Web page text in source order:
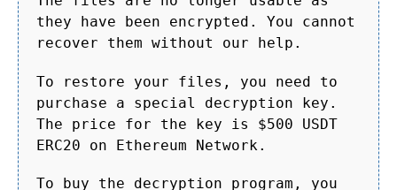
they have been encrypted. You cannot
recover them without our help.
To restore your files, you need to
purchase a special decryption key.
The price for the key is $500 USDT
ERC20 on Ethereum Network.
To buy the decryption program, you